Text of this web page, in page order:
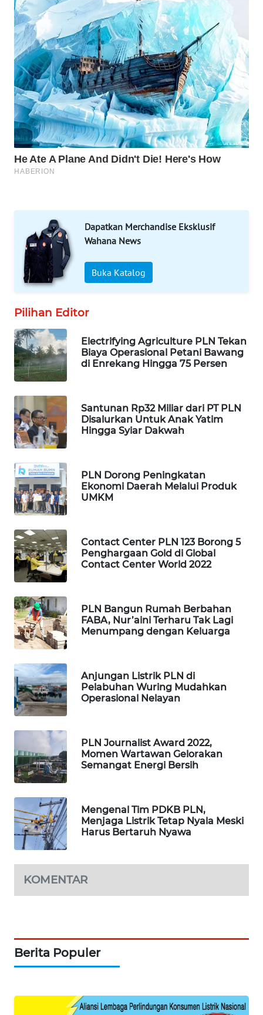
Dapatkan Merchandise Eksklusif
Wahana News
Buka Katalog
Pilihan Editor
Electrifying Agriculture PLN Tekan
Biaya Operasional Petani Bawang
di Enrekang Hingga 75 Persen
Santunan Rp32 Miliar dari PT PLN
Disalurkan Untuk Anak Yatim
Hingga Syiar Dakwah
PLN Dorong Peningkatan
Ekonomi Daerah Melalui Produk
UMKM
Contact Center PLN 123 Borong 5
Penghargaan Gold di Global
Contact Center World 2022
PLN Bangun Rumah Berbahan
FABA, Nur’aini Terharu Tak Lagi
Menumpang dengan Keluarga
Anjungan Listrik PLN di
Pelabuhan Wuring Mudahkan
Operasional Nelayan
PLN Journalist Award 2022,
Momen Wartawan Gelorakan
Semangat Energi Bersih
Mengenal Tim PDKB PLN,
Menjaga Listrik Tetap Nyala Meski
Harus Bertaruh Nyawa
KOMENTAR
Berita Populer
UMKM
WAHANA
SELEB
WAHANA
PERSONA
WAHANA
OTOMOTIF
WAHANA
DESA
WISATA
LAPAK
WAHANA
Wahana
KONSUMEN
LISTRIK
MASYARAKAT
KELISTRIKAN
WALINKI
MAWAKA
ID
MARTABAT
NET
PLN
WATCH
MKLI
LPKKI
LKKI
KOPEKLIN
PORTAL
KONSUMEN
FORWAMKI
ALPERKLINAS
FORJASIDA
TAMBANG
SIDIKALANG